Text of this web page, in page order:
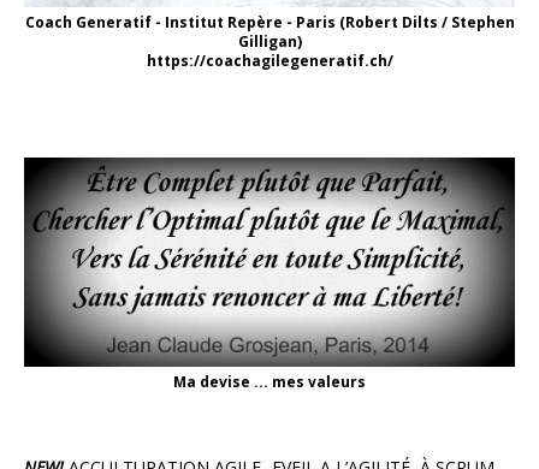
Coach Generatif - Institut Repère - Paris (Robert Dilts / Stephen
Gilligan)
https://coachagilegeneratif.ch/
Ma devise ... mes valeurs